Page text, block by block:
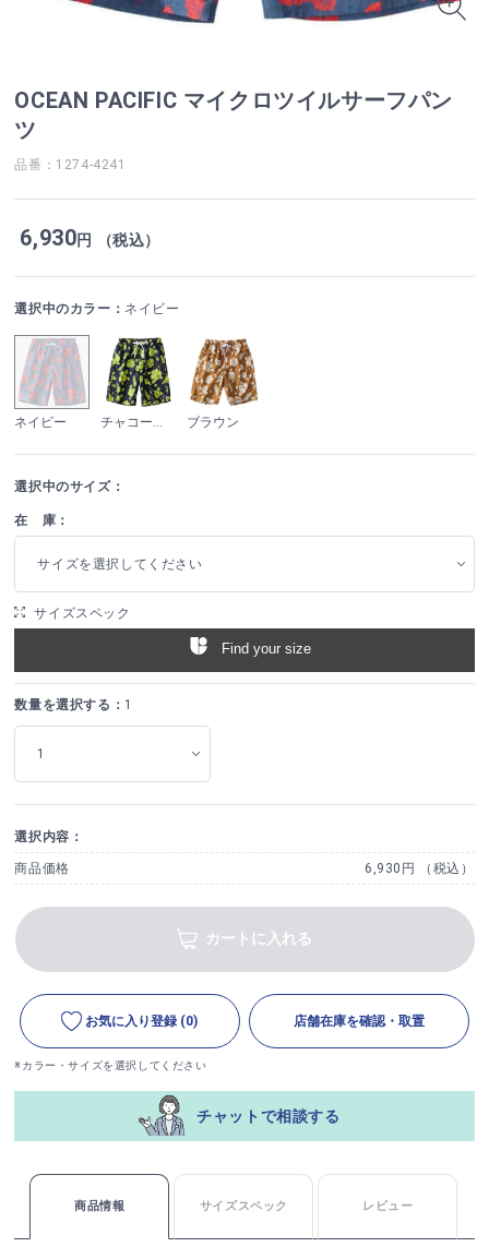
OCEAN PACIFIC マイクロツイルサーフパン
ツ
品番：1274-4241
6,930円 （税込）
選択中のカラー： ネイビー
ネイビー チャコールグレー ブラウン
選択中のサイズ：
在 庫：
サイズを選択してください
サイズスペック
Find your size
数量を選択する： 1
選択内容：
商品価格 6,930円 （税込）
カートに入れる
お気に入り登録 (0) 店舗在庫を確認・取置
※カラー・サイズを選択してください
チャットで相談する
商品情報 サイズスペック レビュー